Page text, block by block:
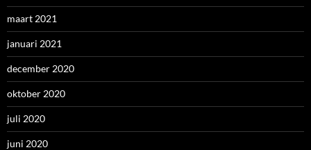
maart 2021
januari 2021
december 2020
oktober 2020
juli 2020
juni 2020